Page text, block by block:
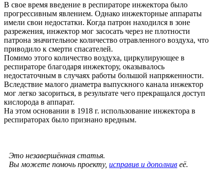
В свое время введение в респираторе инжектора было
прогрессивным явлением. Однако инжекторные аппараты
имели свои недостатки. Когда патрон находился в зоне
разрежения, инжектор мог засосать через не плотности
патрона значительное количество отравленного воздуха, что
приводило к смерти спасателей.
Помимо этого количество воздуха, циркулирующее в
респираторе благодаря инжектору, оказывалось
недостаточным в случаях работы большой напряженности.
Вследствие малого диаметра выпускного канала инжектор
мог легко засориться, в результате чего прекращался доступ
кислорода в аппарат.
На этом основании в 1918 г. использование инжектора в
респираторах было признано вредным.
Это незавершённая статья.
Вы можете помочь проекту, исправив и дополнив её.